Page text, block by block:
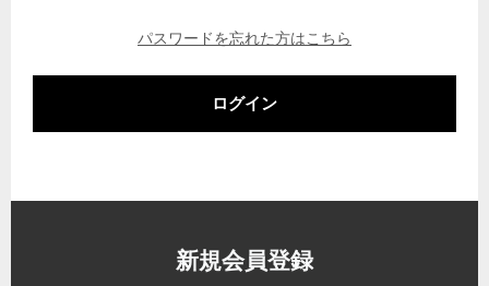
パスワードを忘れた方はこちら
ログイン
新規会員登録